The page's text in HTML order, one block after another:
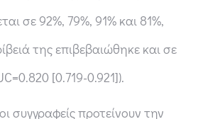
σε 92%, 79%, 91% και 81%,
της επιβεβαιώθηκε και σε
[0.719-0.921]).
συγγραφείς προτείνουν την